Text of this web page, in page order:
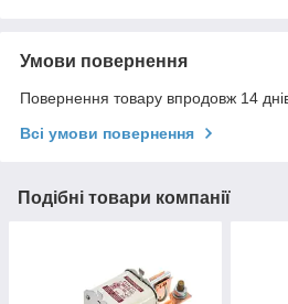
Умови повернення
Повернення товару впродовж 14
Всі умови повернення
Подібні товари компанії